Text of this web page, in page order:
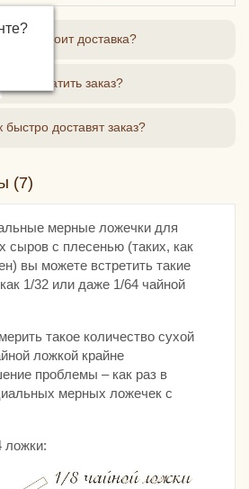
?
стоит доставка?
Как оплатить заказ?
быстро доставят заказ?
(7)
мерные ложечки для
сыров с плесенью (таких, как
вы можете встретить такие
1/32 или даже 1/64 чайной
такое количество сухой
ложкой крайне
проблемы – как раз в
мерных ложечек с
ложки: